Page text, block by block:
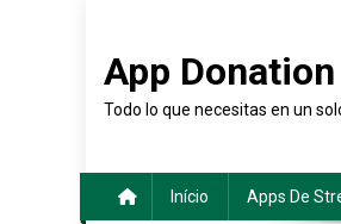
contenido
App Donation
Todo lo que necesitas en un
Início Apps De